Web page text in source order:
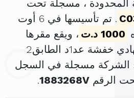
المحدودة ، مسجلة تحت
. تم تأسيسها في 6 أوت
1000 د.ت
، ويقع مقرها
الرئيسي في شارع الهادي خفشة عد1د الطابق2
الشركة مسجلة في السجل
الرقم 1883268V
.